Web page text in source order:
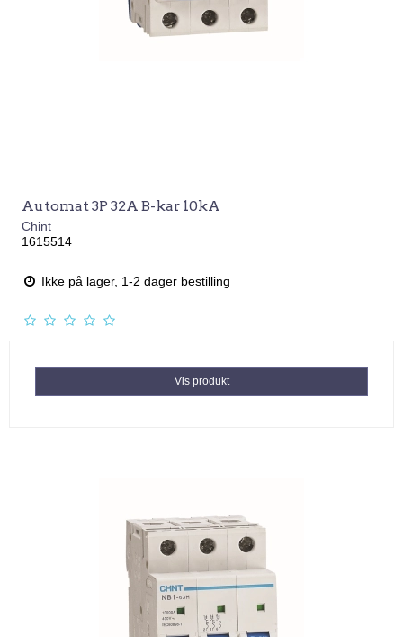
Automat 3P 32A B-kar 10kA
Chint
1615514
Ikke på lager, 1-2 dager bestilling
Vis produkt